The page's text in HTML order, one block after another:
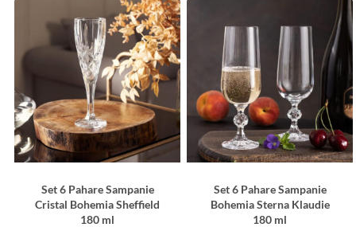
Set 6 Pahare Sampanie
Cristal Bohemia Sheffield
180 ml
Set 6 Pahare Sampanie
Bohemia Sterna Klaudie
180 ml